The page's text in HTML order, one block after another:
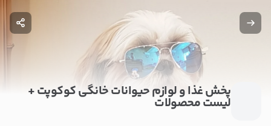
پخش غذا و لوازم حیوانات خانگی کوکوپت +
لیست محصولات